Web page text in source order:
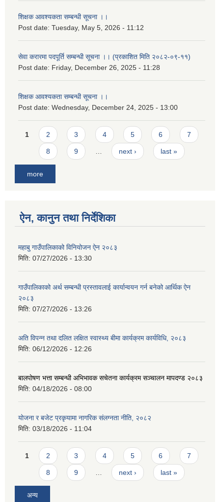
शिक्षक आवश्यकता सम्बन्धी सूचना ।।
Post date: Tuesday, May 5, 2026 - 11:12
सेवा करारमा पदपूर्ति सम्बन्धी सूचना ।। (प्रकाशित मिति २०८२-०९-११)
Post date: Friday, December 26, 2025 - 11:28
शिक्षक आवश्यकता सम्बन्धी सूचना ।।
Post date: Wednesday, December 24, 2025 - 13:00
Pages
1 2 3 4 5 6 7
8 9 next › last »
more
ऐन, कानुन तथा निर्देशिका
महाबु गाउँपालिकाको विनियोजन ऐन २०८३
मिति: 07/27/2026 - 13:30
गाउँपालिकाको अर्थ सम्बन्धी प्रस्तावलाई कार्यान्वयन गर्न बनेको आर्थिक ऐन
२०८३
मिति: 07/27/2026 - 13:26
अति विपन्न तथा दलित लक्षित स्वास्थ्य बीमा कार्यक्रम कार्यविधि, २०८३
मिति: 06/12/2026 - 12:26
बालपोषण भत्ता सम्बन्धी अभिभावक सचेतना कार्यक्रम सञ्चालन मापदण्ड २०८३
मिति: 04/18/2026 - 08:00
योजना र बजेट प्रकृयामा नागरिक संलग्नता नीति, २०८२
मिति: 03/18/2026 - 11:04
Pages
1 2 3 4 5 6 7
8 9 next › last »
अन्य